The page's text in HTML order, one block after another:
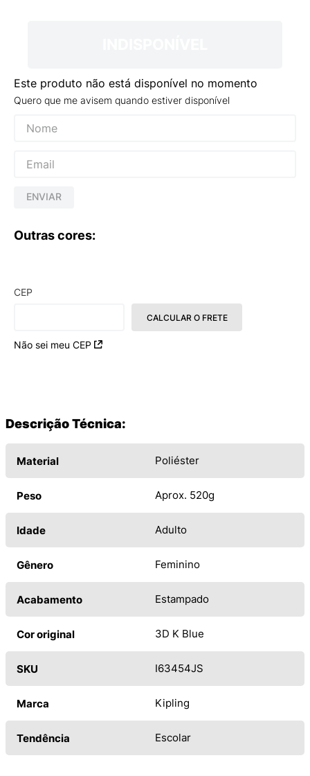
Este produto não está disponível no momento
Quero que me avisem quando estiver disponível
ENVIAR
Outras cores:
CEP
Não sei meu CEP
CALCULAR O FRETE
Descrição Técnica:
Material Poliéster
Peso Aprox. 520g
Idade Adulto
Gênero Feminino
Acabamento Estampado
Cor original 3D K Blue
SKU I63454JS
Marca Kipling
Tendência Escolar